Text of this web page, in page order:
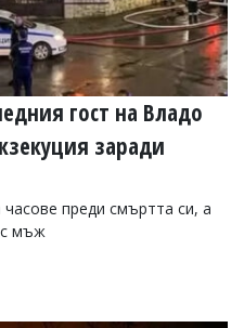
гост на Владо
заради
преди смъртта си, а
с мъж